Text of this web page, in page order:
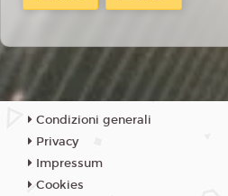
Condizioni generali
Privacy
Impressum
Cookies